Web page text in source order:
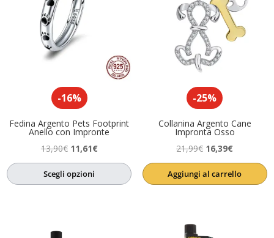
-16%
Fedina Argento Pets Footprint
Anello con Impronte
13,90€ Il
prezzo
originale
11,61€Il
prezzo
Scegli opzioni
-25%
Collanina Argento Cane
Impronta Osso
21,99€ Il
prezzo
originale
16,39€Il
prezzo
attuale
Aggiungi al carrello